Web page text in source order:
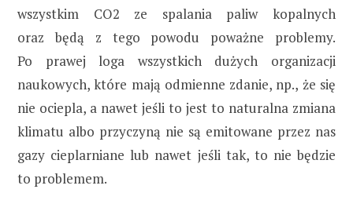
wszystkim CO2 ze spalania paliw kopalnych
oraz będą z tego powodu poważne problemy.
Po prawej loga wszystkich dużych organizacji
naukowych, które mają odmienne zdanie, np., że się
nie ociepla, a nawet jeśli to jest to naturalna zmiana
klimatu albo przyczyną nie są emitowane przez nas
gazy cieplarniane lub nawet jeśli tak, to nie będzie
to problemem.